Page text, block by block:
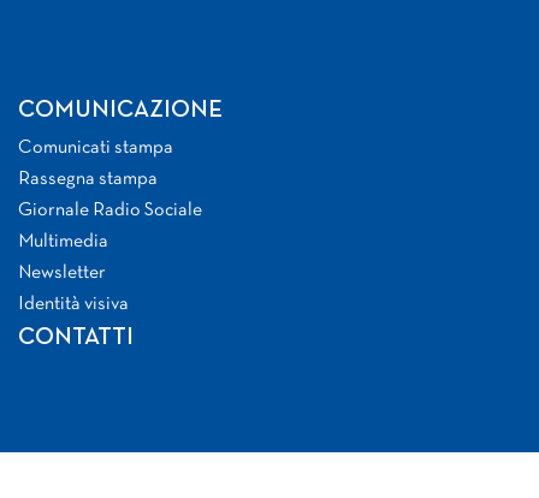
COMUNICAZIONE
Comunicati stampa
Rassegna stampa
Giornale Radio Sociale
Multimedia
Newsletter
Identità visiva
CONTATTI